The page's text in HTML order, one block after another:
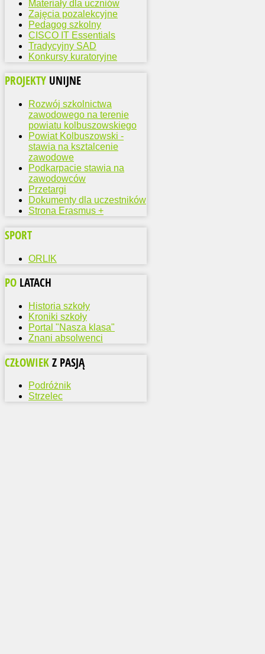
Materiały dla uczniów
Zajęcia pozalekcyjne
Pedagog szkolny
CISCO IT Essentials
Tradycyjny SAD
Konkursy kuratoryjne
PROJEKTY UNIJNE
Rozwój szkolnictwa
zawodowego na terenie
powiatu kolbuszowskiego
Powiat Kolbuszowski -
stawia na ksztalcenie
zawodowe
Podkarpacie stawia na
zawodowców
Przetargi
Dokumenty dla uczestników
Strona Erasmus +
SPORT
ORLIK
PO LATACH
Historia szkoły
Kroniki szkoły
Portal "Nasza klasa"
Znani absolwenci
CZŁOWIEK Z PASJĄ
Podróżnik
Strzelec